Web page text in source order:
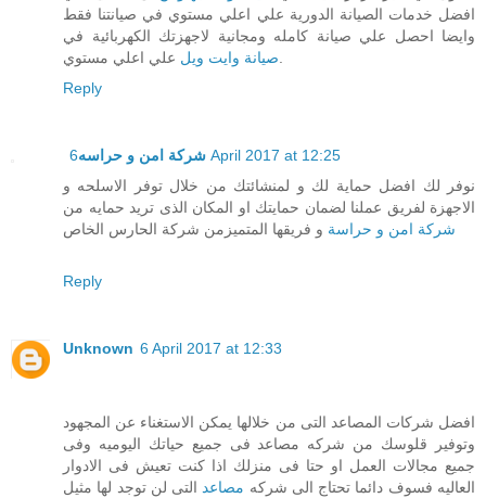
افضل خدمات الصيانة الدورية علي اعلي مستوي في صيانتنا فقط
وايضا احصل علي صيانة كامله ومجانية لاجهزتك الكهربائية في
صيانة وايت ويل
Reply
شركة امن و حراسه 6 April 2017 at 12:25
نوفر لك افضل حماية لك و لمنشائتك من خلال توفر الاسلحه و
الاجهزة لفريق عملنا لضمان حمايتك او المكان الذى تريد حمايه من
شركة امن و حراسة و فريقها المتميزمن شركة الحارس الخاص
Reply
Unknown 6 April 2017 at 12:33
افضل شركات المصاعد التى من خلالها يمكن الاستغناء عن المجهود
وتوفير قلوسك من شركه مصاعد فى جميع حياتك اليوميه وفى
جميع مجالات العمل او حتا فى منزلك اذا كنت تعيش فى الادوار
العاليه فسوف دائما تحتاج الى شركه مصاعد التى لن توجد لها مثيل